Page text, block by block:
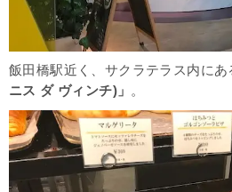
飯田橋駅近く、サクラテラス内にあ
ニス ダ ヴィンチ)」 。